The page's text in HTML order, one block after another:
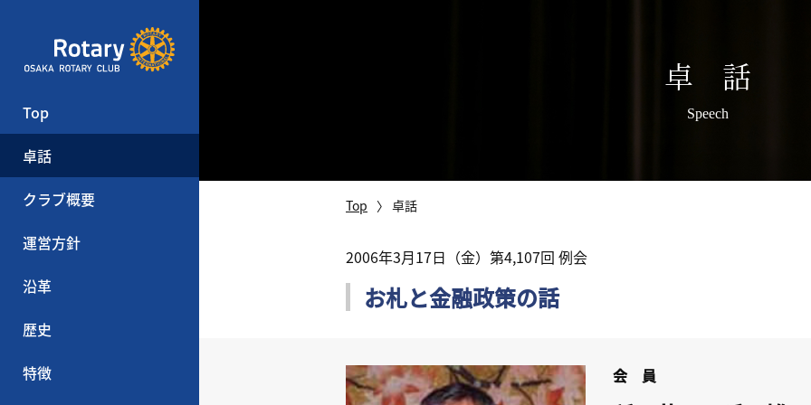
Top
卓話
クラブ概要
運営方針
沿革
歴史
特徴
卓 話
Speech
Top 卓話
2006年3月17日（金）第4,107回 例会
お札と金融政策の話
会 員